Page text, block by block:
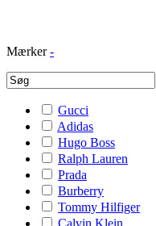
Mærker -
Gucci
Adidas
Hugo Boss
Ralph Lauren
Prada
Burberry
Tommy Hilfiger
Calvin Klein